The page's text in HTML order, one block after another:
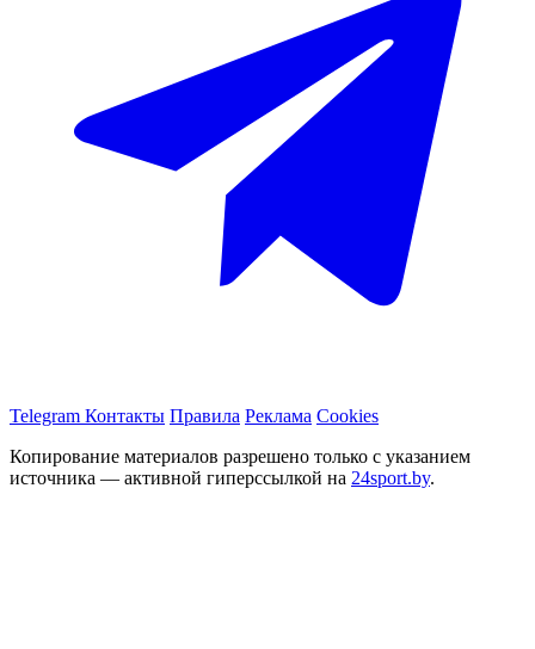
Telegram Контакты Правила Реклама Cookies
Копирование материалов разрешено только с указанием
источника — активной гиперссылкой на 24sport.by.